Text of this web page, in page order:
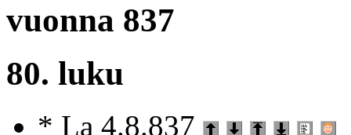
vuonna 837
80. luku
* La 4.8.837